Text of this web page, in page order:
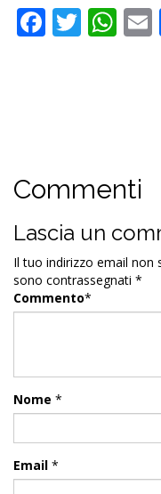
Commenti
Lascia un
Il tuo indirizzo email non
sono contrassegnati *
Commento*
Nome *
Email *